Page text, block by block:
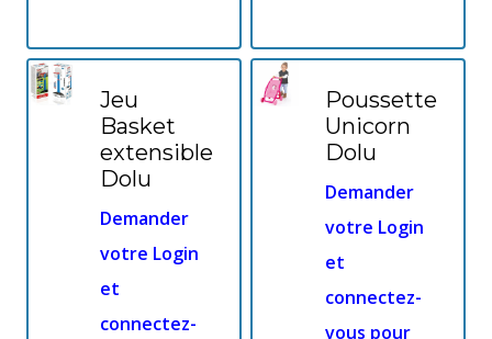
Jeu
Basket
extensible
Dolu
Demander
votre Login
et
connectez-
Poussette
Unicorn
Dolu
Demander
votre Login
et
connectez-
vous pour